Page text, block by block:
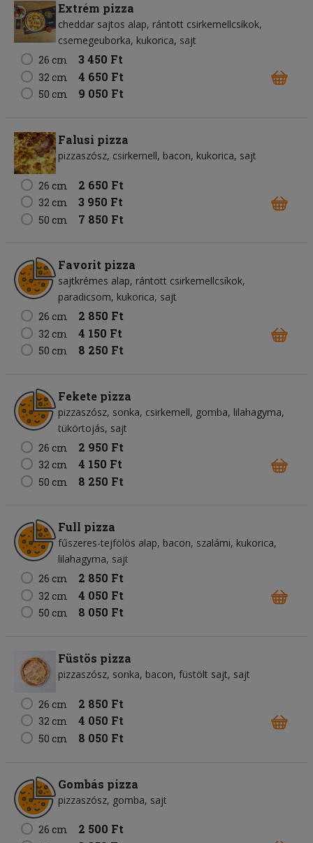
Extrém pizza
cheddar sajtos alap rántott csirkemellcsíkok
csemegeuborka kukorica sajt
26 cm
3 450 Ft
32 cm 4 650 Ft
50 cm 9 050 Ft
Falusi pizza
pizzaszósz csirkemell bacon kukorica sajt
26 cm 2 650 Ft
32 cm 3 950 Ft
50 cm 7 850 Ft
Favorit pizza
sajtkrémes alap rántott csirkemellcsíkok
paradicsom kukorica sajt
26 cm
2 850 Ft
32 cm 4 150 Ft
50 cm 8 250 Ft
Fekete pizza
pizzaszósz sonka csirkemell gomba lilahagyma
tükörtojás sajt
26 cm
2 950 Ft
32 cm 4 150 Ft
50 cm 8 250 Ft
Full pizza
fűszeres-tejfölös alap bacon szalámi kukorica
lilahagyma sajt
26 cm
2 850 Ft
32 cm 4 050 Ft
50 cm 8 050 Ft
Füstös pizza
pizzaszósz sonka bacon füstölt sajt sajt
26 cm 2 850 Ft
32 cm 4 050 Ft
50 cm 8 050 Ft
Gombás pizza
pizzaszósz gomba sajt
26 cm 2 500 Ft